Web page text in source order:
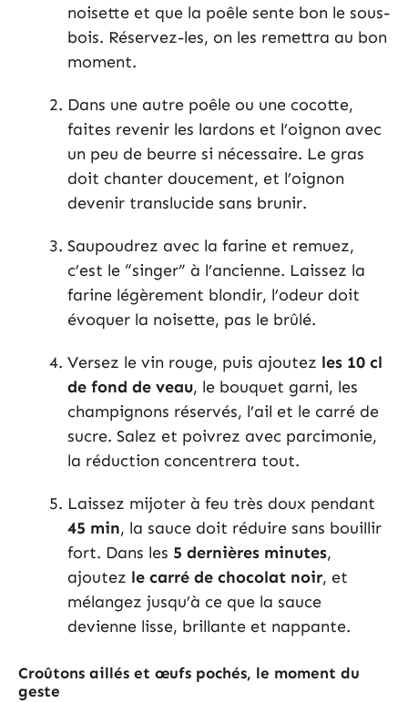
noisette et que la poêle sente bon le sous-
bois. Réservez-les, on les remettra au bon
moment.
Dans une autre poêle ou une cocotte,
faites revenir les lardons et l’oignon avec
un peu de beurre si nécessaire. Le gras
doit chanter doucement, et l’oignon
devenir translucide sans brunir.
Saupoudrez avec la farine et remuez,
c’est le “singer” à l’ancienne. Laissez la
farine légèrement blondir, l’odeur doit
évoquer la noisette, pas le brûlé.
Versez le vin rouge, puis ajoutez les 10 cl
de fond de veau, le bouquet garni, les
champignons réservés, l’ail et le carré de
sucre. Salez et poivrez avec parcimonie,
la réduction concentrera tout.
Laissez mijoter à feu très doux pendant
45 min, la sauce doit réduire sans bouillir
fort. Dans les 5 dernières minutes,
ajoutez le carré de chocolat noir, et
mélangez jusqu’à ce que la sauce
devienne lisse, brillante et nappante.
Croûtons aillés et œufs pochés, le moment du
geste